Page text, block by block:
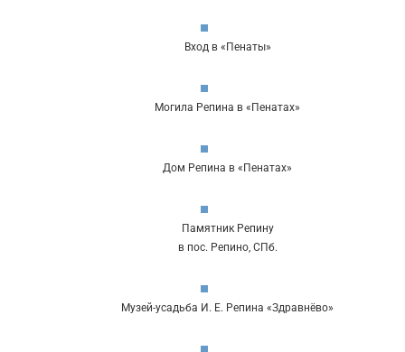
Вход в «Пенаты»
Могила Репина в «Пенатах»
Дом Репина в «Пенатах»
Памятник Репину
в пос. Репино, СПб.
Музей-усадьба И. Е. Репина «Здравнёво»